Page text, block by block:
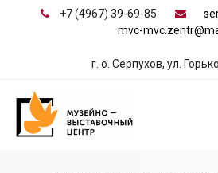
+7 (4967) 39-69-85
mvc-
г. о. Серпухов, ул.